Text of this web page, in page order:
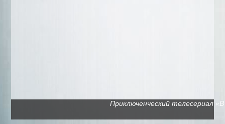
Приключенческий телесериал